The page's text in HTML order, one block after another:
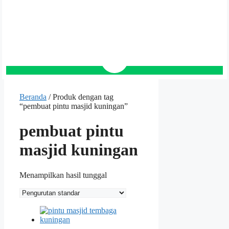
Beranda / Produk dengan tag
“pembuat pintu masjid kuningan”
pembuat pintu
masjid kuningan
Menampilkan hasil tunggal